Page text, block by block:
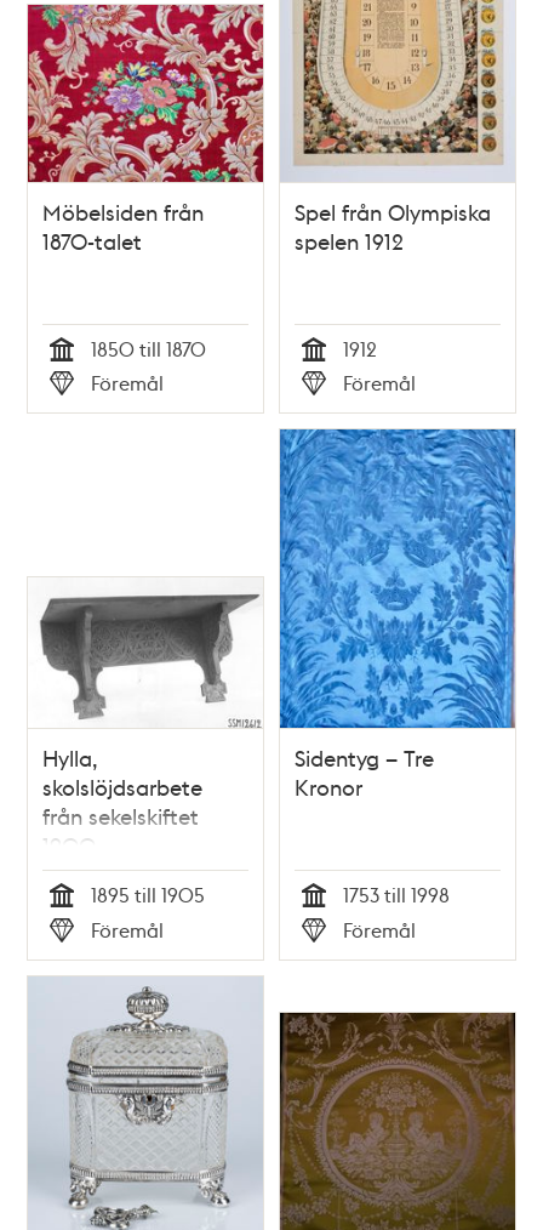
Möbelsiden från
1870-talet
Tid
1850 till 1870
Typ
Föremål
Spel från Olympiska
spelen 1912
Tid
1912
Typ
Föremål
Hylla,
skolslöjdsarbete
från sekelskiftet
1900
Tid
1895 till 1905
Typ
Föremål
Sidentyg – Tre
Kronor
Tid
1753 till 1998
Typ
Föremål